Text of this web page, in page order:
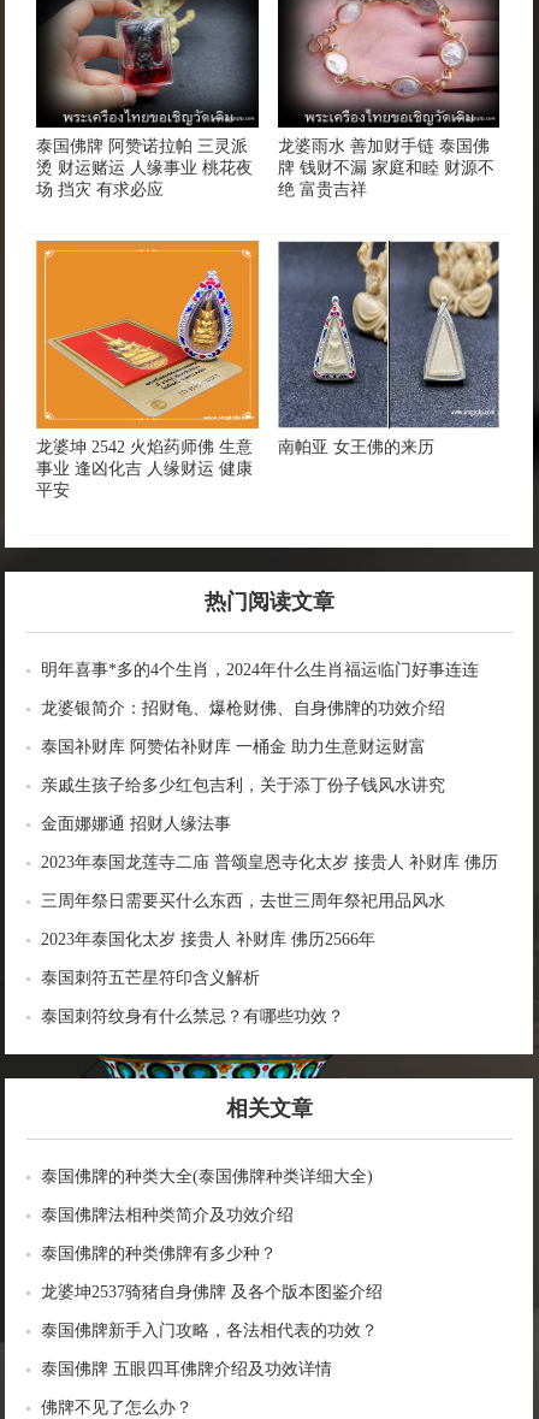
泰国佛牌 阿赞诺拉帕 三灵派
烫 财运赌运 人缘事业 桃花夜
场 挡灾 有求必应
龙婆雨水 善加财手链 泰国佛
牌 钱财不漏 家庭和睦 财源不
绝 富贵吉祥
龙婆坤 2542 火焰药师佛 生意
事业 逢凶化吉 人缘财运 健康
平安
南帕亚 女王佛的来历
热门阅读文章
明年喜事*多的4个生肖，2024年什么生肖福运临门好事连连
龙婆银简介：招财龟、爆枪财佛、自身佛牌的功效介绍
泰国补财库 阿赞佑补财库 一桶金 助力生意财运财富
亲戚生孩子给多少红包吉利，关于添丁份子钱风水讲究
金面娜娜通 招财人缘法事
2023年泰国龙莲寺二庙 普颂皇恩寺化太岁 接贵人 补财库 佛历
2566年
三周年祭日需要买什么东西，去世三周年祭祀用品风水
2023年泰国化太岁 接贵人 补财库 佛历2566年
泰国刺符五芒星符印含义解析
泰国刺符纹身有什么禁忌？有哪些功效？
相关文章
泰国佛牌的种类大全(泰国佛牌种类详细大全)
泰国佛牌法相种类简介及功效介绍
泰国佛牌的种类佛牌有多少种？
龙婆坤2537骑猪自身佛牌 及各个版本图鉴介绍
泰国佛牌新手入门攻略，各法相代表的功效？
泰国佛牌 五眼四耳佛牌介绍及功效详情
佛牌不见了怎么办？